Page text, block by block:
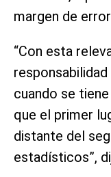
margen de
“Con esta
cuando se
que el primer
distante del
estadísticos”,